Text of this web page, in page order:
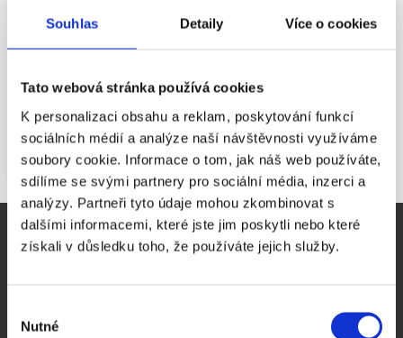
Souhlas Detaily Více o cookies
Tato webová stránka používá cookies
K personalizaci obsahu a reklam, poskytování funkcí
sociálních médií a analýze naší návštěvnosti využíváme
soubory cookie. Informace o tom, jak náš web používáte,
sdílíme se svými partnery pro sociální média, inzerci a
analýzy. Partneři tyto údaje mohou zkombinovat s
dalšími informacemi, které jste jim poskytli nebo které
získali v důsledku toho, že používáte jejich služby.
souhlasu
Nutné
Ready-made společností je možné disponovat od okamžiku konání
notářského zápisu. Zápis změn do obchodního rejstříku pak trvá
minimálně 5 pracovních dnů.
DŮLEŽITÉ STRÁNKY
Pronájem zasedací místnosti Praha